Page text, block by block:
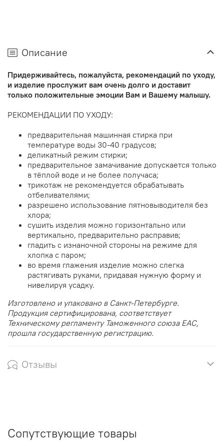
Описание
Придерживайтесь, пожалуйста, рекомендаций по уходу,
и изделие прослужит вам очень долго и доставит
только положительные эмоции Вам и Вашему малышу.
РЕКОМЕНДАЦИИ ПО УХОДУ:
предварительная машинная стирка при
температуре воды 30-40 градусов;
деликатный режим стирки;
предварительное замачивание допускается только
в тёплой воде и не более получаса;
трикотаж не рекомендуется обрабатывать
отбеливателями;
разрешено использование пятновыводителя без
хлора;
сушить изделия можно горизонтально или
вертикально, предварительно расправив;
гладить с изнаночной стороны на режиме для
хлопка с паром;
во время глажения изделие можно слегка
растягивать руками, придавая нужную форму и
нивелируя усадку.
Изготовлено и упаковано в Санкт-Петербурге.
Продукция сертифицирована, соответствует
Техническому регламенту Таможенного союза EAC,
прошла государственную регистрацию.
Отзывы
Сопутствующие товары